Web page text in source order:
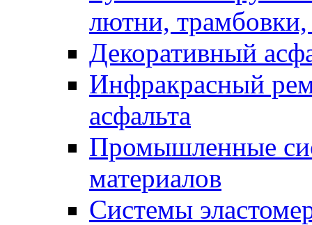
лютни, трамбовки,
Декоративный
Инфракрасный
асфальта
Промышленные
материалов
Системы